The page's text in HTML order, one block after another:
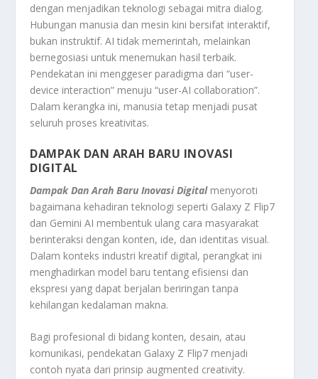
dengan menjadikan teknologi sebagai mitra dialog.
Hubungan manusia dan mesin kini bersifat interaktif,
bukan instruktif. AI tidak memerintah, melainkan
bernegosiasi untuk menemukan hasil terbaik.
Pendekatan ini menggeser paradigma dari “user-
device interaction” menuju “user-AI collaboration”.
Dalam kerangka ini, manusia tetap menjadi pusat
seluruh proses kreativitas.
DAMPAK DAN ARAH BARU INOVASI
DIGITAL
Dampak Dan Arah Baru Inovasi Digitalmenyoroti
bagaimana kehadiran teknologi seperti Galaxy Z Flip7
dan Gemini AI membentuk ulang cara masyarakat
berinteraksi dengan konten, ide, dan identitas visual.
Dalam konteks industri kreatif digital, perangkat ini
menghadirkan model baru tentang efisiensi dan
ekspresi yang dapat berjalan beriringan tanpa
kehilangan kedalaman makna.
Bagi profesional di bidang konten, desain, atau
komunikasi, pendekatan Galaxy Z Flip7 menjadi
contoh nyata dari prinsip augmented creativity.